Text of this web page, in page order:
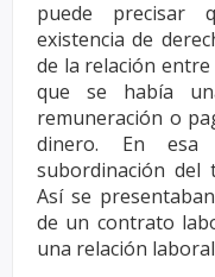
puede precisar
existencia de
de la relación entre
que se había
remuneración o
dinero. En esa
subordinación del
Así se
de un contrato
una relación